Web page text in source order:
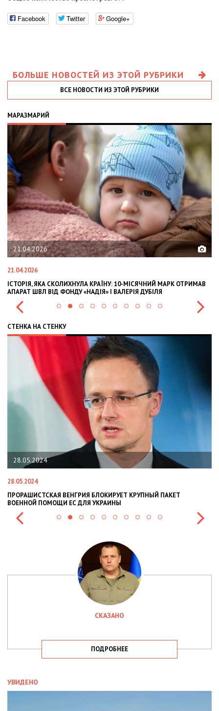
Facebook Twitter Google+
БОЛЬШЕ НОВОСТЕЙ ИЗ ЭТОЙ РУБРИКИ
ВСЕ НОВОСТИ ИЗ ЭТОЙ РУБРИКИ
МАРАЗМАРИЙ
21.04.2026
21.04.2026
ІСТОРІЯ, ЯКА СКОЛИХНУЛА КРАЇНУ: 10-МІСЯЧНИЙ МАРК ОТРИМАВ
АПАРАТ ШВЛ ВІД ФОНДУ «НАДІЯ» І ВАЛЕРІЯ ДУБІЛЯ
СТЕНКА НА СТЕНКУ
28.05.2024
28.05.2024
ПРОРАШИСТСКАЯ ВЕНГРИЯ БЛОКИРУЕТ КРУПНЫЙ ПАКЕТ
ВОЕННОЙ ПОМОЩИ ЕС ДЛЯ УКРАИНЫ
СКАЗАНО
ПОДРОБНЕЕ
УВИДЕНО